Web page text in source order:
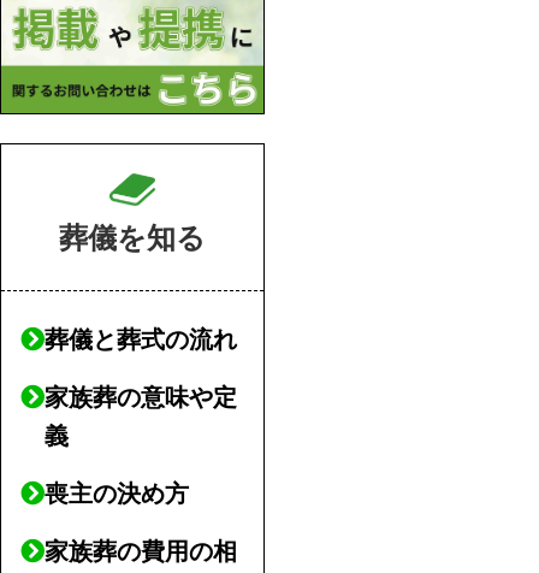
葬儀を知る
葬儀と葬式の流れ
家族葬の意味や定
義
喪主の決め方
家族葬の費用の相